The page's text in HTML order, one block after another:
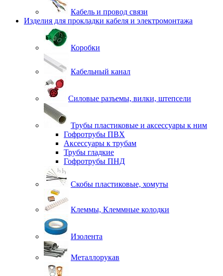
Кабель и провод связи
Изделия для прокладки кабеля и электромонтажа
Коробки
Кабельный канал
Силовые разъемы, вилки, штепсели
Трубы пластиковые и аксессуары к ним
Гофротрубы ПВХ
Аксессуары к трубам
Трубы гладкие
Гофротрубы ПНД
Скобы пластиковые, хомуты
Клеммы, Клеммные колодки
Изолента
Металлорукав